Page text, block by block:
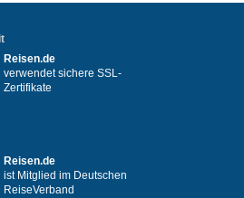
Reisen.de
verwendet sichere SSL-
Zertifikate
Reisen.de
ist Mitglied im Deutschen
ReiseVerband